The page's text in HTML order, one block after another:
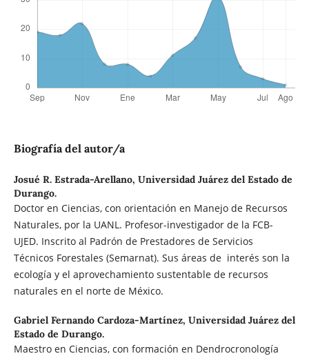
Biografía del autor/a
Josué R. Estrada-Arellano, Universidad Juárez del Estado de
Durango.
Doctor en Ciencias, con orientación en Manejo de Recursos
Naturales, por la UANL. Profesor-investigador de la FCB-
UJED. Inscrito al Padrón de Prestadores de Servicios
Técnicos Forestales (Semarnat). Sus áreas de interés son la
ecología y el aprovechamiento sustentable de recursos
naturales en el norte de México.
Gabriel Fernando Cardoza-Martínez, Universidad Juárez del
Estado de Durango.
Maestro en Ciencias, con formación en Dendrocronología